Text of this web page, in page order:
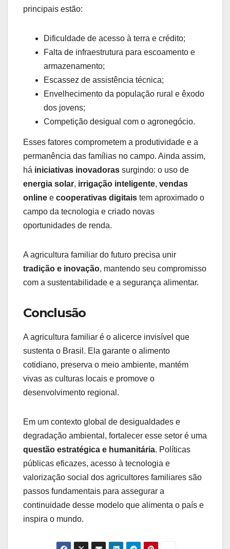
principais estão:
Dificuldade de acesso à terra e crédito;
Falta de infraestrutura para escoamento e
armazenamento;
Escassez de assistência técnica;
Envelhecimento da população rural e êxodo
dos jovens;
Competição desigual com o agronegócio.
Esses fatores comprometem a produtividade e a
permanência das famílias no campo. Ainda assim,
há iniciativas inovadoras surgindo: o uso de
energia solar, irrigação inteligente, vendas
online e cooperativas digitais tem aproximado o
campo da tecnologia e criado novas
oportunidades de renda.
A agricultura familiar do futuro precisa unir
tradição e inovação, mantendo seu compromisso
com a sustentabilidade e a segurança alimentar.
Conclusão
A agricultura familiar é o alicerce invisível que
sustenta o Brasil. Ela garante o alimento
cotidiano, preserva o meio ambiente, mantém
vivas as culturas locais e promove o
desenvolvimento regional.
Em um contexto global de desigualdades e
degradação ambiental, fortalecer esse setor é uma
questão estratégica e humanitária. Políticas
públicas eficazes, acesso à tecnologia e
valorização social dos agricultores familiares são
passos fundamentais para assegurar a
continuidade desse modelo que alimenta o país e
inspira o mundo.